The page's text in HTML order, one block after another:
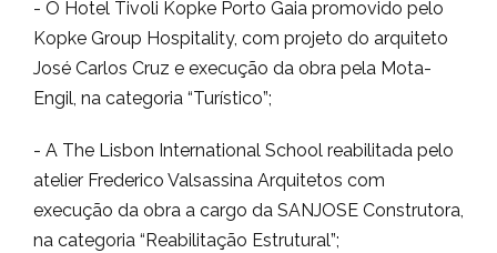
- O Hotel Tivoli Kopke Porto Gaia promovido pelo
Kopke Group Hospitality, com projeto do arquiteto
José Carlos Cruz e execução da obra pela Mota-
Engil, na categoria “Turístico”;
- A The Lisbon International School reabilitada pelo
atelier Frederico Valsassina Arquitetos com
execução da obra a cargo da SANJOSE Construtora,
na categoria “Reabilitação Estrutural”;